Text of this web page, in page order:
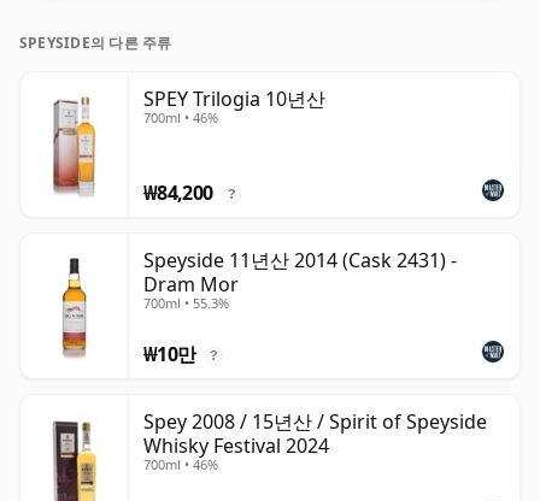
SPEYSIDE의 다른 주류
SPEY Trilogia 10년산
700ml • 46%
₩84,200 ?
Speyside 11년산 2014 (Cask 2431) -
Dram Mor
700ml • 55.3%
₩10만 ?
Spey 2008 / 15년산 / Spirit of Speyside
Whisky Festival 2024
700ml • 46%